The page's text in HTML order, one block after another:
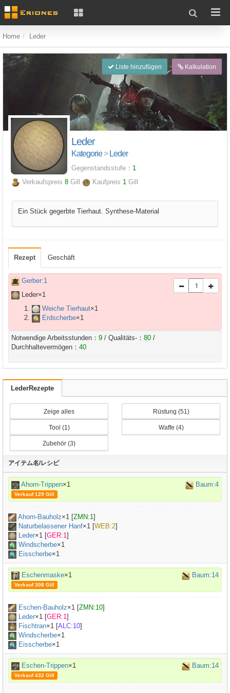
Home Leder
Liste hinzufügen Kalkulation
Leder
Kategorie> Leder
Gegenstandsstufe： 1
Verkaufspreis 8 Gill Kaufpreis 1 Gill
Ein Stück gegerbte Tierhaut. Synthese-Material
Rezept Geschäft
Gerber:1
Leder×1
Weiche Tierhaut×1
Erdscherbe×1
Notwendige Arbeitsstunden： 9 / Qualitäts-： 80 /
Durchhaltevermögen： 40
LederRezepte
Zeige alles Rüstung (51)
Tool (1) Waffe (4)
Zubehör (3)
アイテム名/レシピ
Ahorn-Trippen×1 Baum:4
Verkauf 129 Gill
Ahorn-Bauholz×1 [ZMN:1]
Naturbelassener Hanf×1 [WEB:2]
Leder×1 [GER:1]
Windscherbe×1
Eisscherbe×1
Eschenmaske×1 Baum:14
Verkauf 308 Gill
Eschen-Bauholz×1 [ZMN:10]
Leder×1 [GER:1]
Fischtran×1 [ALC:10]
Windscherbe×1
Eisscherbe×1
Eschen-Trippen×1 Baum:14
Verkauf 432 Gill